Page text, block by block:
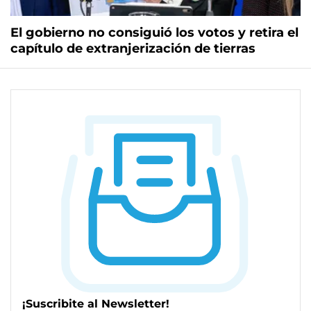
El gobierno no consiguió los votos y retira el
capítulo de extranjerización de tierras
¡Suscribite al Newsletter!